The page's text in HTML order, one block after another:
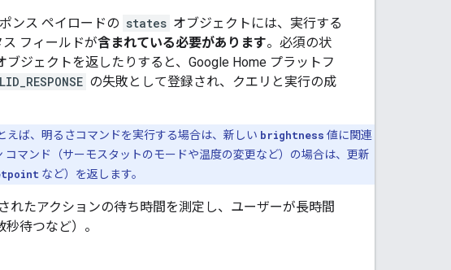
ンス ペイロードの states オブジェクトには、実行する
フィールドが含まれている必要があります。必須の状
ブジェクトを返したりすると、Google Home プラットフ
の失敗として登録され、クエリと実行の成
えば、明るさコマンドを実行する場合は、新しい brightness 値に関連
マンド（サーモスタットのモードや温度の変更など）の場合は、更新
など）を返します。
れたアクションの待ち時間を測定し、ユーザーが長時間
待つなど）。